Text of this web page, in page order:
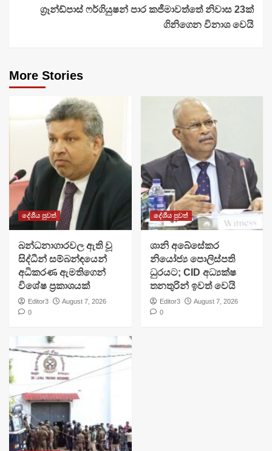
ග්‍රෑන්ඩ්පාස් ෆර්ගියුෂන් පාර කජීමාවත්තේ නිවාස 23ක්
ගිනිගෙන විනාශ වෙයි
More Stories
දේශීය පුවත්
බන්ධනාගාරවල ඇති වූ
සිද්ධීන් සම්බන්ඳයෙන්
අධිකරණ ඇමතිගෙන්
විශේෂ ප්‍රකාශයක්
Editor3
August 7, 2026
0
දේශීය පුවත්
ශානි අබේසේකර
නියෝජ්‍ය පොලිස්පති
ධුරයට; CID අධ්‍යක්ෂ
තනතුරින් ඉවත් වෙයි
Editor3
August 7, 2026
0